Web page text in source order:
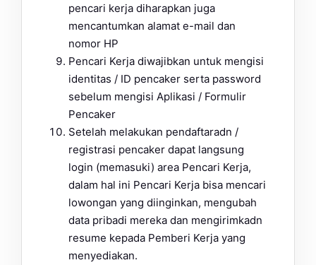
pencari kerja diharapkan juga
mencantumkan alamat e-mail dan
nomor HP
Pencari Kerja diwajibkan untuk mengisi
identitas / ID pencaker serta password
sebelum mengisi Aplikasi / Formulir
Pencaker
Setelah melakukan pendaftaradn /
registrasi pencaker dapat langsung
login (memasuki) area Pencari Kerja,
dalam hal ini Pencari Kerja bisa mencari
lowongan yang diinginkan, mengubah
data pribadi mereka dan mengirimkadn
resume kepada Pemberi Kerja yang
menyediakan.